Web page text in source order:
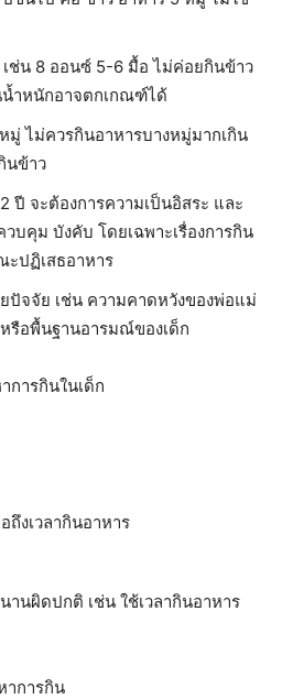
ช่น 8 ออนซ์ 5-6 มื้อ ไม่ค่อยกินข้าว
ำหนักอาจตกเกณฑ์ได้
มู่ ไม่ควรกินอาหารบางหมู่มากเกิน
นข้าว
ปี จะต้องการความเป็นอิสระ และ
วบคุม บังคับ โดยเฉพาะเรื่องการกิน
ะปฏิเสธอาหาร
จจัย เช่น ความคาดหวังของพ่อแม่
รือพื้นฐานอารมณ์ของเด็ก
ารกินในเด็ก
ถึงเวลากินอาหาร
านผิดปกติ เช่น ใช้เวลากินอาหาร
การกิน